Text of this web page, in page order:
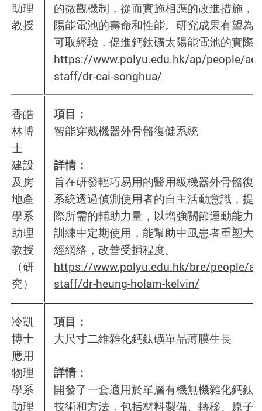
助理
教授
的微觀機制，從而實施相應的改進措施，
陽能電池的壽命和性能。研究成果有望為
可取經驗，促進鈣鈦礦太陽能電池的實際
https://www.polyu.edu.hk/ap/people/
staff/dr-cai-songhua/
香皓
林博
士
建設
及房
地產
學系
助理
教授
（研
究）
項目：
智能穿戴機器外骨骼復健系統
詳情：
旨在研發輕巧易用的醫用級機器外骨骼復
系統透過偵測使用者的自主活動意識，提
際所需的輔助力量，以增強關節運動能力
訓練中定期使用，能幫助中風患者重塑大
經網絡，改善受損程度。
https://www.polyu.edu.hk/bre/people/
staff/dr-heung-holam-kelvin/
冷凱
博士
應用
物理
學系
助理
項目：
大尺寸二維雜化鈣鈦礦單晶薄膜生長
詳情：
開發了一套適用於單層有機無機雜化鈣鈦
技術和方法，包括材料製備、轉移、原子